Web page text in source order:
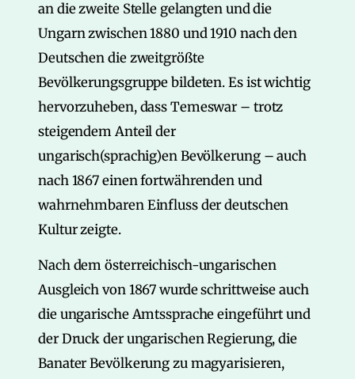
an die zweite Stelle gelangten und die
Ungarn zwischen 1880 und 1910 nach den
Deutschen die zweitgrößte
Bevölkerungsgruppe bildeten. Es ist wichtig
hervorzuheben, dass Temeswar – trotz
steigendem Anteil der
ungarisch(sprachig)en Bevölkerung – auch
nach 1867 einen fortwährenden und
wahrnehmbaren Einfluss der deutschen
Kultur zeigte.
Nach dem österreichisch-ungarischen
Ausgleich von 1867 wurde schrittweise auch
die ungarische Amtssprache eingeführt und
der Druck der ungarischen Regierung, die
Banater Bevölkerung zu magyarisieren,